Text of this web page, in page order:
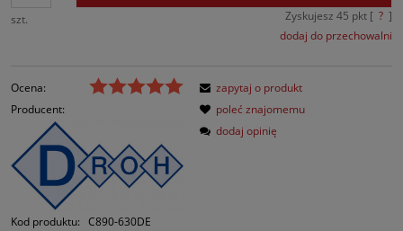
szt. Zyskujesz 45 pkt [ ? ]
dodaj do przechowalni
Ocena:
Producent:
Kod produktu: C890-630DE
zapytaj o produkt
poleć znajomemu
dodaj opinię